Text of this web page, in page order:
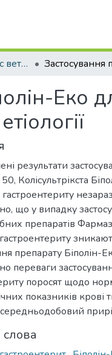
Український часопис ветеринарних наук
Еко
результати
Колісультрікста
що у випадку
препаратів
препарату
переваги
поросят щодо
показників крові